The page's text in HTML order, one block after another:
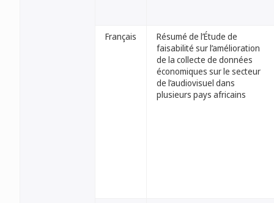
Français
Résumé de l’Étude de
faisabilité sur l’amélioration
de la collecte de données
économiques sur le secteur
de l’audiovisuel dans
plusieurs pays africains